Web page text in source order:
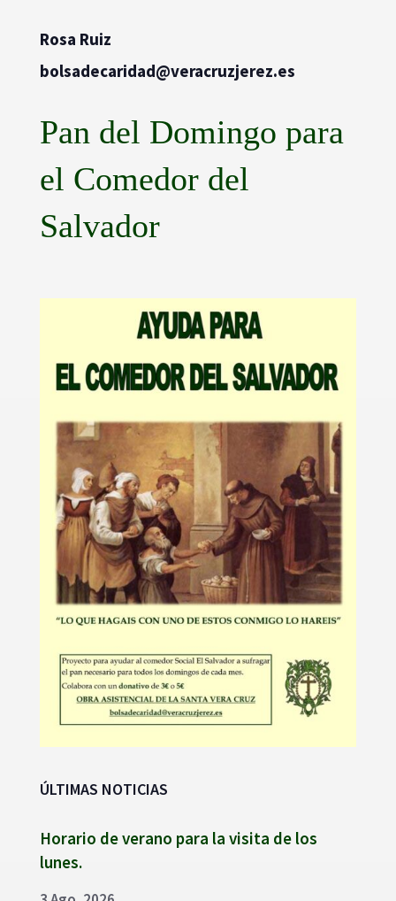
Pan del Domingo para
el Comedor del
Salvador
ÚLTIMAS NOTICIAS
Horario de verano para la visita de los
AGENDA SEMANAL | 27 de julio – 2 de